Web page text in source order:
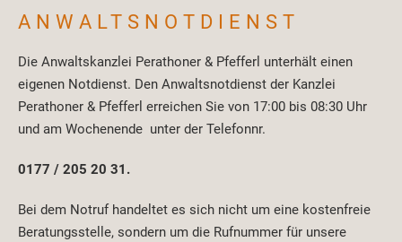
ANWALTSNOTDIENST
Die Anwaltskanzlei Perathoner & Pfefferl unterhält einen
eigenen Notdienst. Den Anwaltsnotdienst der Kanzlei
Perathoner & Pfefferl erreichen Sie von 17:00 bis 08:30 Uhr
und am Wochenende unter der Telefonnr.
0177 / 205 20 31.
Bei dem Notruf handeltet es sich nicht um eine kostenfreie
Beratungsstelle, sondern um die Rufnummer für unsere